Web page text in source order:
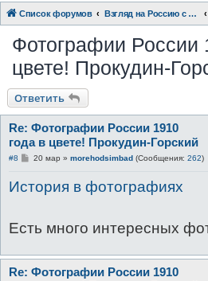
Список форумов Взгляд на Россию с разных точек зрения.
Фотографии России
цвете! Прокудин-
Ответить
Re: Фотографии России 1910
года в цвете! Прокудин-Горский
#8
С
б
и
е
20 мар » morehodsimbad(Сообщения: 262)
История в фотографиях
Есть много интересных
Re: Фотографии России 1910